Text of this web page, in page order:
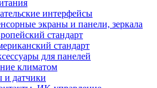
интерфейсы
экраны и панели, зеркала
стандарт
стандарт
для панелей
климатом
и датчики